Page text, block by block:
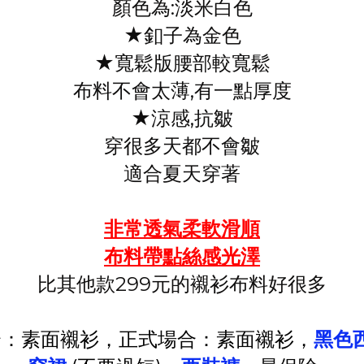
顏色為:淡米白色
★釦子為金色
★寬鬆版腰部較寬鬆
布料不會太薄,有一點厚度
★涼感,抗皺
穿很多天都不會皺
適合夏天穿著
非常透氣柔軟滑順
布料帶點絲感光澤
比其他款299元的襯衫布料好很多
素面襯衫， 正式場合：素面襯衫，黑色